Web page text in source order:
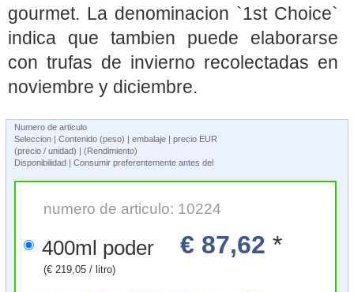
gourmet. La denominacion `1st Choice`
indica que tambien puede elaborarse
con trufas de invierno recolectadas en
noviembre y diciembre.
Numero de articulo
Seleccion | Contenido (peso) | embalaje | precio EUR
(precio / unidad) | (Rendimiento)
Disponibilidad | Consumir preferentemente antes del
numero de articulo: 10224
400ml poder € 87,62 *
(€ 219,05 / litro)